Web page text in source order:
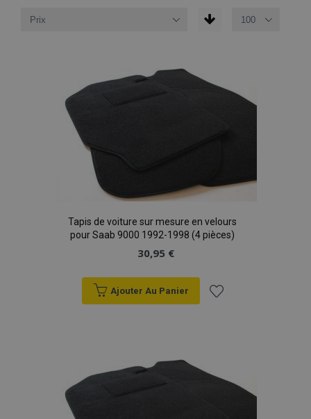
Tapis de voiture sur mesure en velours
pour Saab 9000 1992-1998 (4 pièces)
30,95 €
Ajouter Au Panier
liste
d'achats